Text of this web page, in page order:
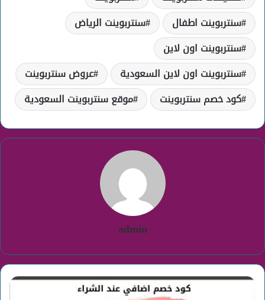
سنتربوينت اطفال
سنتربوينت الرياض
سنتربوينت اون لاين
سنتربوينت اون لاين السعودية
عروض سنتربوينت
كود خصم سنتربوينت
موقع سنتربوينت السعودية
admin
تنزيلات